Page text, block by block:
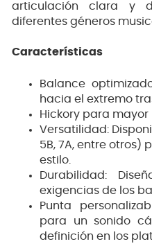
articulación clara y
diferentes géneros
Características
Balance
hacia el extremo
Hickory para mayor
Versatilidad:
5B, 7A, entre
estilo.
Durabilidad:
exigencias de los
Punta
para un sonido
definición en los